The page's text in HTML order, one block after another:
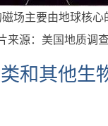
磁场主要由地球核心
来源：美国地质调查
和其他生